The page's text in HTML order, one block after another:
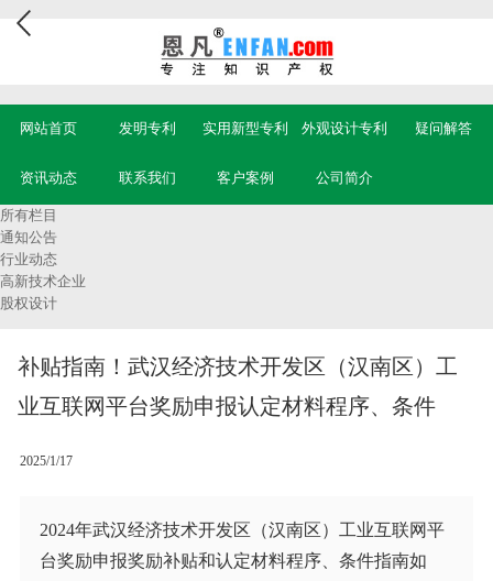
网站首页 发明专利 实用新型专利 外观设计专利 疑问解答
资讯动态 联系我们 客户案例 公司简介
所有栏目
通知公告
行业动态
高新技术企业
股权设计
补贴指南！武汉经济技术开发区（汉南区）工
业互联网平台奖励申报认定材料程序、条件
2025/1/17
2024年武汉经济技术开发区（汉南区）工业互联网平
台奖励申报奖励补贴和认定材料程序、条件指南如